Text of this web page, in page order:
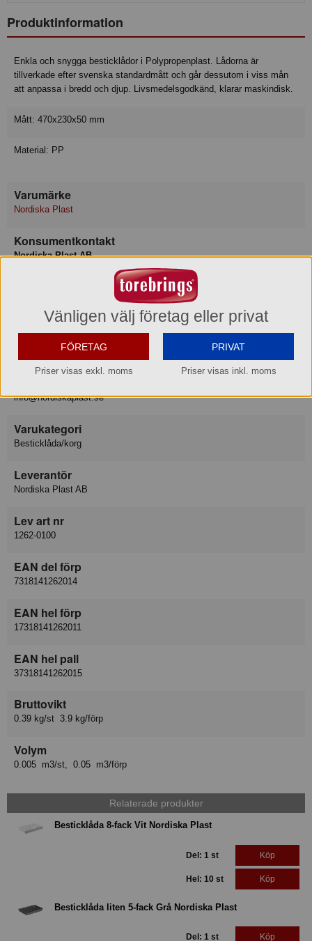
Produktinformation
Enkla och snygga besticklådor i Polypropenplast. Lådorna är
tillverkade efter svenska standardmått och går dessutom i viss mån
att anpassa i bredd och djup. Livsmedelsgodkänd, klarar maskindisk.
Mått: 470x230x50 mm
Material: PP
Varumärke
Nordiska Plast
Konsumentkontakt
Nordiska Plast AB
0371-58 61 00
www.nordiska-plast.se
Besöksadress
Borrgatan 6, 332 22 GISLAVED
info@nordiskaplast.se
Varukategori
Besticklåda/korg
Leverantör
Nordiska Plast AB
Lev art nr
1262-0100
EAN del förp
7318141262014
EAN hel förp
17318141262011
EAN hel pall
37318141262015
Bruttovikt
0.39 kg/st 3.9 kg/förp
Volym
0.005 m3/st, 0.05 m3/förp
Relaterade produkter
Besticklåda 8-fack Vit Nordiska Plast
Del: 1 st Köp
Hel: 10 st Köp
Besticklåda liten 5-fack Grå Nordiska Plast
Del: 1 st Köp
Vänligen välj företag eller privat
FÖRETAG
Priser visas exkl. moms
PRIVAT
Priser visas inkl. moms